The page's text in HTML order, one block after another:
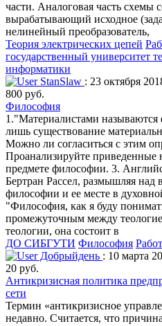
части. Аналоговая часть схемы
вырабатывающий исходное
нелинейный преобразователь,
Теория электрических цепей
государственный университет
информатики
StanSlaw : 23 октября
800 руб.
Философия
1."Материалистами
лишь существование
Можно ли согласиться с этим
Проанализируйте приведенные
предмете философии. 3.
Бертран Рассел, размышляя над
философии и ее месте в
"Философия, как я буду
промежуточным между
теологии, она состоит в
ДО СИБГУТИ Философия
Добрыйдень : 10 марта
20 руб.
Антикризисная политика
сети
Термин «антикризисное
недавно. Считается, что